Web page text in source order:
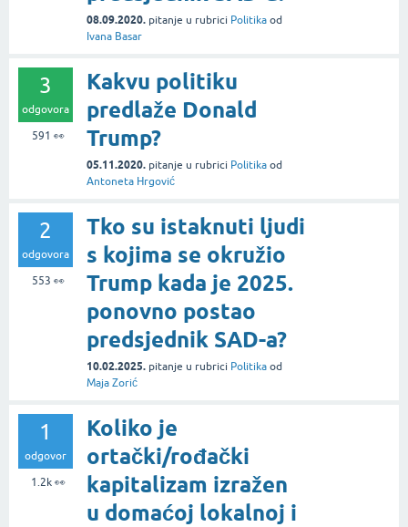
08.09.2020. pitanje u rubrici Politika od
Ivana Basar
3
odgovora
591 👀
Kakvu politiku
predlaže Donald
Trump?
05.11.2020. pitanje u rubrici Politika od
Antoneta Hrgović
2
odgovora
553 👀
Tko su istaknuti ljudi
s kojima se okružio
Trump kada je 2025.
ponovno postao
predsjednik SAD-a?
10.02.2025. pitanje u rubrici Politika od
Maja Zorić
1
odgovor
1.2k👀
Koliko je
ortački/rođački
kapitalizam izražen
u domaćoj lokalnoj i